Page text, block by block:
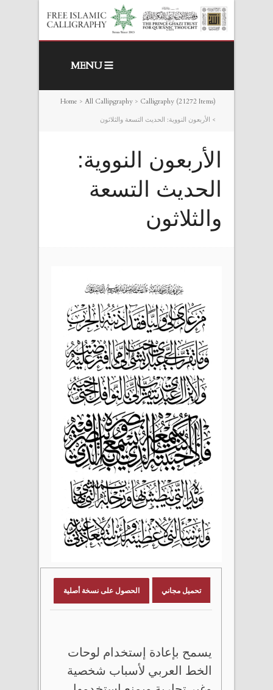
MENU
Home > All Callipgraphy > Calligraphy (21272 Items)
> الأربعون النووية: الحديث التسعة والثلاثون
الأربعون النووية:
الحديث التسعة
والثلاثون
تحميل مجاني الحصول على نسخة أصلية
يسمح بإعادة إستخدام لوحات
الخط العربي لأسباب شخصية